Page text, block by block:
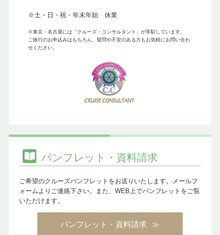
※土・日・祝・年末年始 休業
※東京・名古屋には「クルーズ・コンサルタント」が常駐しています。
ご旅行のお申込みはもちろん、疑問や不安のある方もお気軽にお問い合わ
せください。
パンフレット・資料請求
ご希望のクルーズパンフレットをお送りいたします。メールフ
ォームよりご連絡下さい。また、WEB上でパンフレットをご覧
いただけます。
パンフレット・資料請求